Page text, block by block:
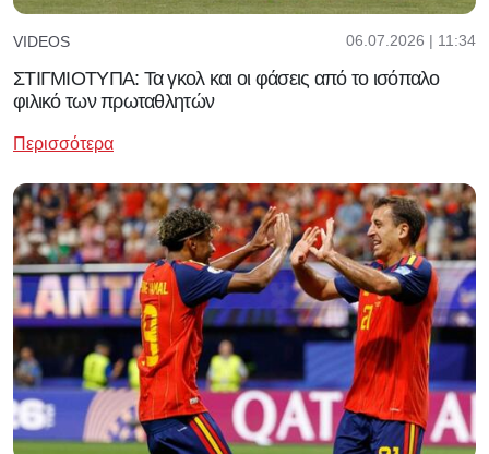
VIDEOS 06.07.2026 | 11:34
ΣΤΙΓΜΙΟΤΥΠΑ: Τα γκολ και οι φάσεις από το ισόπαλο
φιλικό των πρωταθλητών
Περισσότερα